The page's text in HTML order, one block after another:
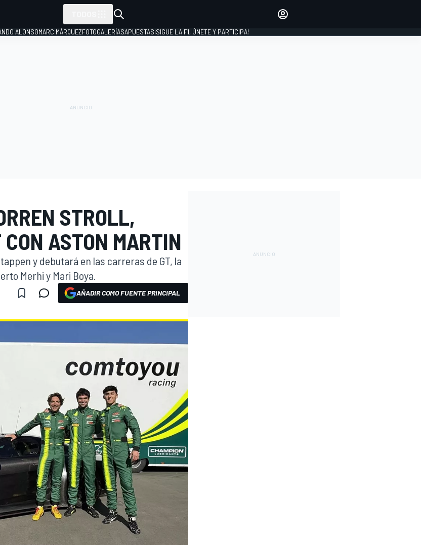
ALONSOMARC MÁRQUEZFOTOGALERÍASAPUESTAS¡SIGUE LA F1, ÚNETE Y PARTICIPA!
STROLL,
ASTON MARTIN
y debutará en las carreras de GT, la
Merhi y Mari Boya.
AÑADIR COMO FUENTE PRINCIPAL